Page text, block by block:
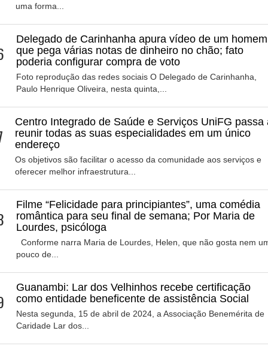
uma forma...
Delegado de Carinhanha apura vídeo de um homem
que pega várias notas de dinheiro no chão; fato
poderia configurar compra de voto
Foto reprodução das redes sociais O Delegado de Carinhanha,
Paulo Henrique Oliveira, nesta quinta,...
Centro Integrado de Saúde e Serviços UniFG passa
reunir todas as suas especialidades em um único
endereço
Os objetivos são facilitar o acesso da comunidade aos serviços e
oferecer melhor infraestrutura...
Filme “Felicidade para principiantes”, uma comédia
romântica para seu final de semana; Por Maria de
Lourdes, psicóloga
Conforme narra Maria de Lourdes, Helen, que não gosta nem
pouco de...
Guanambi: Lar dos Velhinhos recebe certificação
como entidade beneficente de assistência Social
Nesta segunda, 15 de abril de 2024, a Associação Benemérita de
Caridade Lar dos...